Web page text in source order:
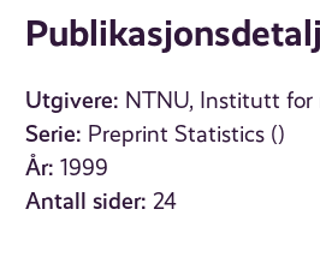
Utgivere: NTNU, Institutt
Serie: Preprint Statistics ()
År: 1999
Antall sider: 24